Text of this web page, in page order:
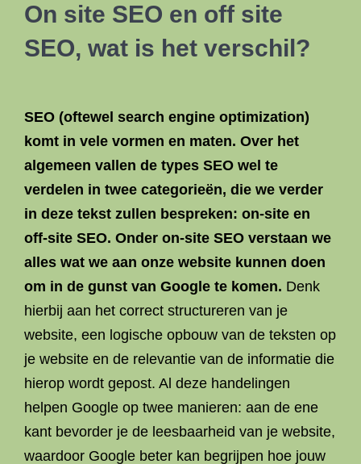
On site SEO en off site
SEO, wat is het verschil?
SEO (oftewel search engine optimization)
komt in vele vormen en maten. Over het
algemeen vallen de types SEO wel te
verdelen in twee categorieën, die we verder
in deze tekst zullen bespreken: on-site en
off-site SEO. Onder on-site SEO verstaan we
alles wat we aan onze website kunnen doen
om in de gunst van Google te komen. Denk
hierbij aan het correct structureren van je
website, een logische opbouw van de teksten op
je website en de relevantie van de informatie die
hierop wordt gepost. Al deze handelingen
helpen Google op twee manieren: aan de ene
kant bevorder je de leesbaarheid van je website,
waardoor Google beter kan begrijpen hoe jouw